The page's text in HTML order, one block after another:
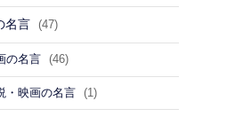
名言 (47)
の名言 (46)
・映画の名言 (1)